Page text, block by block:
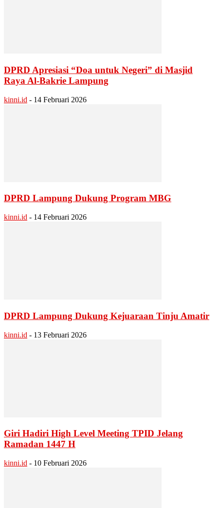
DPRD Apresiasi “Doa untuk Negeri” di Masjid
Raya Al-Bakrie Lampung
kinni.id - 14 Februari 2026
DPRD Lampung Dukung Program MBG
kinni.id - 14 Februari 2026
DPRD Lampung Dukung Kejuaraan Tinju Amatir
kinni.id - 13 Februari 2026
Giri Hadiri High Level Meeting TPID Jelang
Ramadan 1447 H
kinni.id - 10 Februari 2026